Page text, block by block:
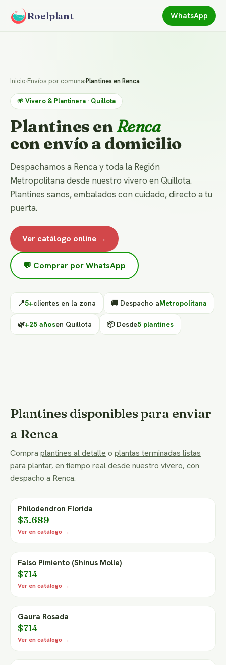
Roelplant WhatsApp
Inicio›Envíos por comuna›Plantines en Renca
🌱 Vivero & Plantinera · Quillota
Plantines enRenca
con envío a domicilio
Despachamos a Renca y toda la Región
Metropolitana desde nuestro vivero en Quillota.
Plantines sanos, embalados con cuidado, directo a tu
puerta.
Ver catálogo online →
💬 Comprar por WhatsApp
📍5+clientes en la zona 🚚 Despacho aMetropolitana
🌿+25 añosen Quillota 📦 Desde5 plantines
Plantines disponibles para enviar
a Renca
Compra plantines al detalle o plantas terminadas listas
para plantar, en tiempo real desde nuestro vivero, con
despacho a Renca.
Philodendron Florida
$3.689
Ver en catálogo →
Falso Pimiento (Shinus Molle)
$714
Ver en catálogo →
Gaura Rosada
$714
Ver en catálogo →